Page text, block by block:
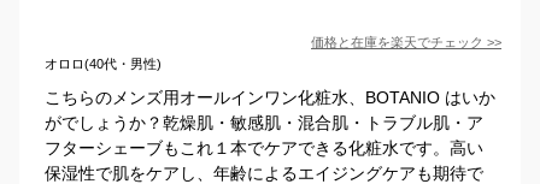
価格と在庫を楽天でチェック >>
オロロ(40代・男性)
こちらのメンズ用オールインワン化粧水、BOTANIO はいか
がでしょうか？乾燥肌・敏感肌・混合肌・トラブル肌・ア
フターシェーブもこれ１本でケアできる化粧水です。高い
保湿性で肌をケアし、年齢によるエイジングケアも期待で